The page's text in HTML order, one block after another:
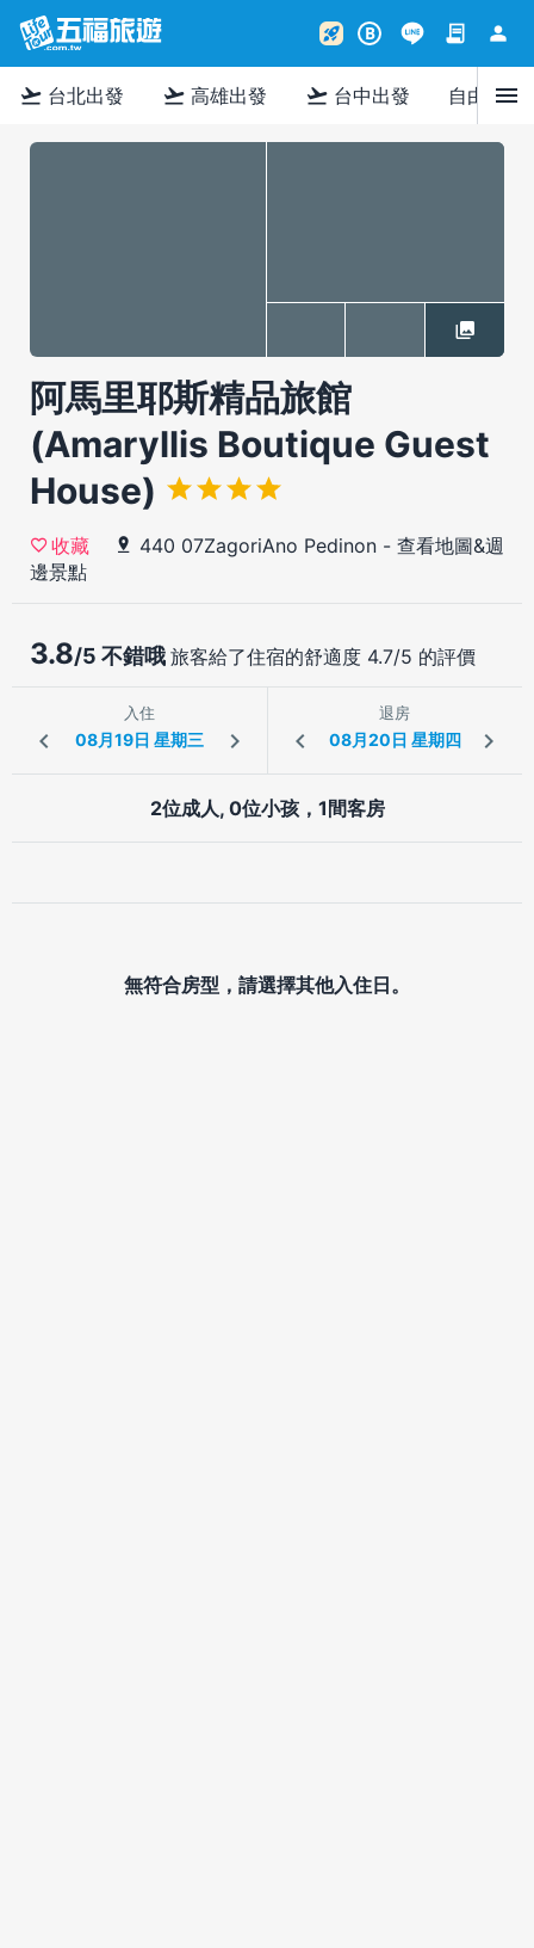
rocket_launch B contract person
flight_takeoff 台北出發 flight_takeoff 高雄出發 flight_takeoff 台中出發 自由行menu
阿馬里耶斯精品旅館
(Amaryllis Boutique Guest
House)
收藏 440 07ZagoriAno Pedinon - 查看地圖&週
邊景點
3.8/5 不錯哦 旅客給了住宿的舒適度 4.7/5 的評價
入住 退房
2位成人, 0位小孩，1間客房
無符合房型，請選擇其他入住日。